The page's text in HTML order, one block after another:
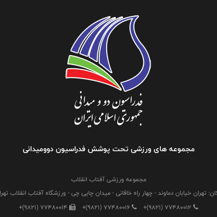
مجموعه های ورزشی تحت پوشش فدراسیون دوومیدانی
مجموعه ورزشی آفتاب انقلاب
تهران خیابان دماوند - چهار راه خاقانی - میدان چایی چی - ورزشگاه آفتاب انقلاب
+(9821) 77480012
+(9821) 77480016
+(9821) 77480014